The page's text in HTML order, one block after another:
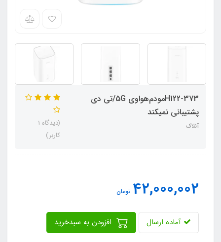
H122-373مودم‌هواوی 5G/تی دی
پشتیبانی نمیکند
آنلاک
(دیدگاه 1
کاربر)
42,000,002 تومان
آماده ارسال